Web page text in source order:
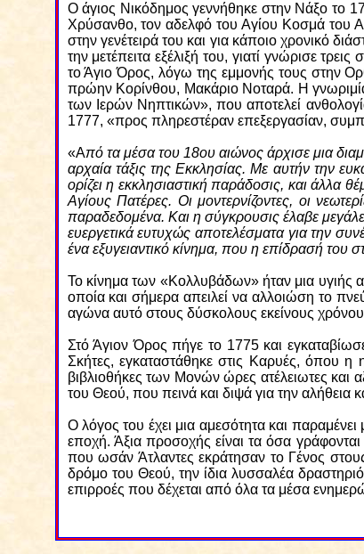
Ο άγιος Νικόδημος γεννήθηκε στην Νάξο το
Χρύσανθο, τον αδελφό του Αγίου Κοσμά του
στην γενέτειρά του και για κάποιο χρονικό
την μετέπειτα εξέλιξή του, γιατί γνώρισε
το Άγιο Όρος, λόγω της εμμονής τους στην
πρώην Κορίνθου, Μακάριο Νοταρά. Η
των Ιερών Νηπτικών», που αποτελεί
1777, «προς πληρεστέραν επεξεργασίαν,
«Από τα μέσα του 18ου αιώνος άρχισε μια
αρχαία τάξις της Εκκλησίας. Με αυτήν την
ορίζει η εκκλησιαστική παράδοσις, και άλλα
Αγίους Πατέρες. Οι μοντερνίζοντες, οι
παραδεδομένα. Και η σύγκρουσις έλαβε
ευεργετικά ευτυχώς αποτελέσματα για την
ένα εξυγειαντικό κίνημα, που η επίδρασή του
Το κίνημα των «Κολλυβάδων» ήταν μια υγιής
οποία και σήμερα απειλεί να αλλοιώση το
αγώνα αυτό στους δύσκολους εκείνους
Στό Άγιον Όρος πήγε το 1775 και
Σκήτες, εγκαταστάθηκε στις Καρυές, όπου η
βιβλιοθήκες των Μονών ώρες ατέλειωτες
του Θεού, που πεινά και διψά για την αλήθεια
Ο λόγος του έχει μια αμεσότητα και
εποχή. Άξια προσοχής είναι τα όσα
που ωσάν Άτλαντες εκράτησαν το Γένος
δρόμο του Θεού, την ίδια λυσσαλέα
επιρροές που δέχεται από όλα τα μέσα